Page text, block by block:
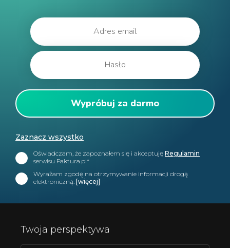
Zaznacz wszystko
Oświadczam, że zapoznałem się i akceptuję Regulamin
serwisu Faktura.pl*
Wyrażam zgodę na otrzymywanie informacji drogą
elektroniczną. [więcej]
Twoja perspektywa